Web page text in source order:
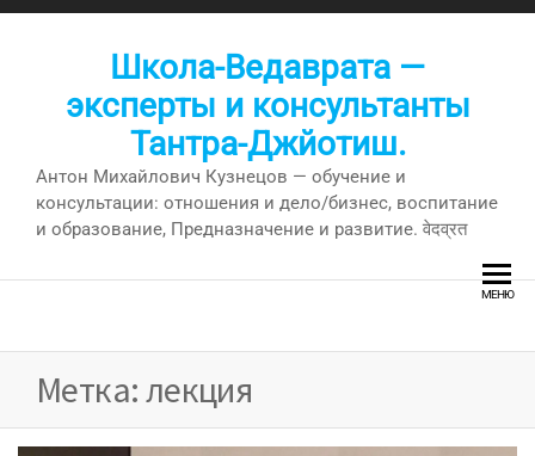
Перейти
Школа-Ведаврата —
эксперты и консультанты
Тантра-Джйотиш.
Антон Михайлович Кузнецов — обучение и
консультации: отношения и дело/бизнес, воспитание
и образование, Предназначение и развитие. वेदव्रत
МЕНЮ
Метка:лекция